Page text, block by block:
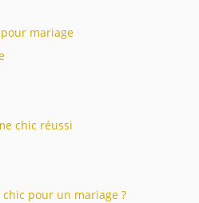
mariage
chic réussi
pour un mariage ?